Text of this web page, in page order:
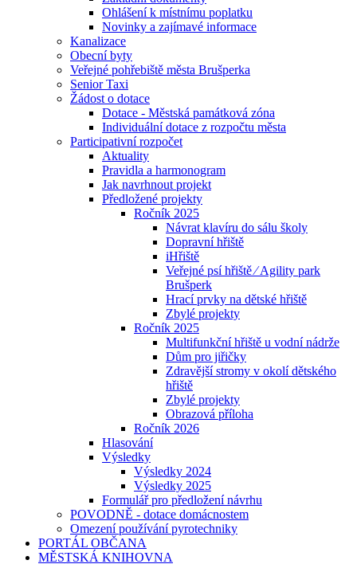
Ohlášení k místnímu poplatku
Novinky a zajímavé informace
Kanalizace
Obecní byty
Veřejné pohřebiště města Brušperka
Senior Taxi
Žádost o dotace
Dotace - Městská památková zóna
Individuální dotace z rozpočtu města
Participativní rozpočet
Aktuality
Pravidla a harmonogram
Jak navrhnout projekt
Předložené projekty
Ročník 2025
Návrat klavíru do sálu školy
Dopravní hřiště
iHřiště
Veřejné psí hřiště ⁄ Agility park
Brušperk
Hrací prvky na dětské hřiště
Zbylé projekty
Ročník 2025
Multifunkční hřiště u vodní nádrže
Dům pro jiřičky
Zdravější stromy v okolí dětského
hřiště
Zbylé projekty
Obrazová příloha
Ročník 2026
Hlasování
Výsledky
Výsledky 2024
Výsledky 2025
Formulář pro předložení návrhu
POVODNĚ - dotace domácnostem
Omezení používání pyrotechniky
PORTÁL OBČANA
MĚSTSKÁ KNIHOVNA